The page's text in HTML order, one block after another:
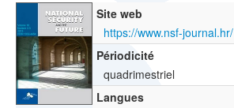
Site web
https://www.nsf-journal.hr/
Périodicité
quadrimestriel
Langues